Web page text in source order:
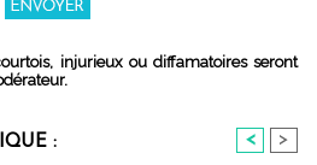
injurieux ou diffamatoires seront
: < >